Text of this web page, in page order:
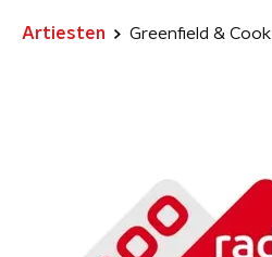
Artiesten Greenfield & Cook